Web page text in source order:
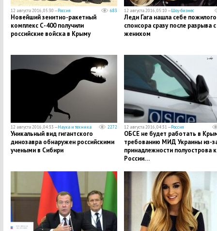
12 августа 2016, 05:30 —Россия 683
Новейший зенитно-ракетный
комплекс С-400 получили
российские войска в Крыму
12 августа 2016, 05:10 —Шоу-бизнес
Леди Гага нашла себе пожилого
спонсора сразу после разрыва с
женихом
12 августа 2016, 04:33 —Наука и техника 2272
Уникальный вид гигантского
динозавра обнаружен российскими
учеными в Сибири
12 августа 2016, 04:31 —Россия
ОБСЕ не будет работать в
требованию МИД Украины из-
принадлежности полуострова к
России…